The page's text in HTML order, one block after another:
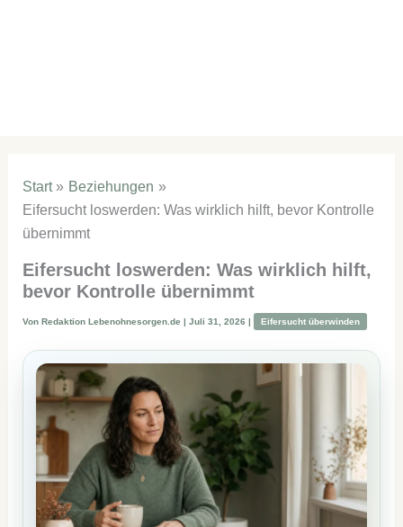
Start
Beziehungen
Eifersucht loswerden: Was wirklich hilft, bevor Kontrolle
übernimmt
Eifersucht loswerden: Was wirklich hilft,
bevor Kontrolle übernimmt
Von Redaktion Lebenohnesorgen.de | Juli 31, 2026 | Eifersucht überwinden